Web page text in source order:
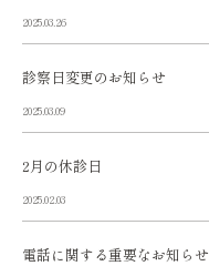
2025.03.26
診察日変更のお知らせ
2025.03.09
2月の休診日
2025.02.03
電話に関する重要なお知らせ